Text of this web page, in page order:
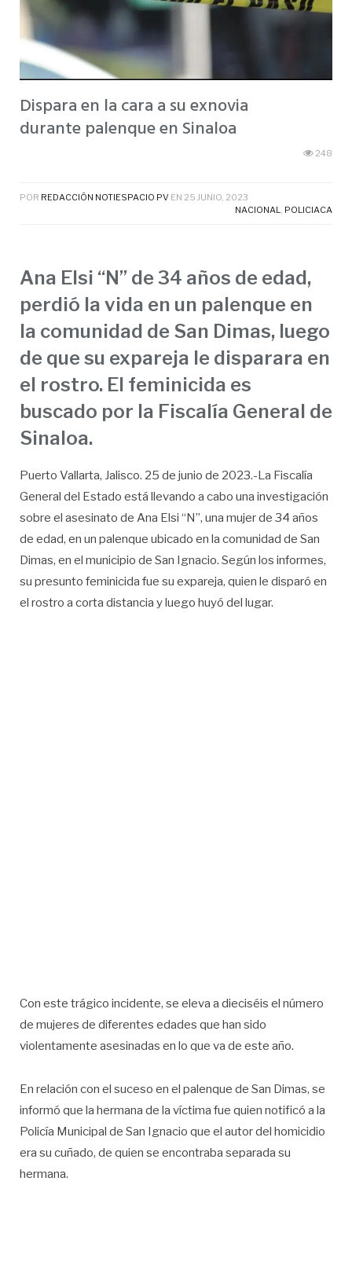
Dispara en la cara a su exnovia
durante palenque en Sinaloa
248
POR REDACCIÓN NOTIESPACIO PV EN 25 JUNIO, 2023
NACIONAL
POLICIACA
Ana Elsi “N” de 34 años de edad,
perdió la vida en un palenque en
la comunidad de San Dimas, luego
de que su expareja le disparara en
el rostro. El feminicida es
buscado por la Fiscalía General de
Sinaloa.
Puerto Vallarta, Jalisco. 25 de junio de 2023.-La Fiscalía
General del Estado está llevando a cabo una investigación
sobre el asesinato de Ana Elsi “N”, una mujer de 34 años
de edad, en un palenque ubicado en la comunidad de San
Dimas, en el municipio de San Ignacio. Según los informes,
su presunto feminicida fue su expareja, quien le disparó en
el rostro a corta distancia y luego huyó del lugar.
Con este trágico incidente, se eleva a dieciséis el número
de mujeres de diferentes edades que han sido
violentamente asesinadas en lo que va de este año.
En relación con el suceso en el palenque de San Dimas, se
informó que la hermana de la víctima fue quien notificó a la
Policía Municipal de San Ignacio que el autor del homicidio
era su cuñado, de quien se encontraba separada su
hermana.